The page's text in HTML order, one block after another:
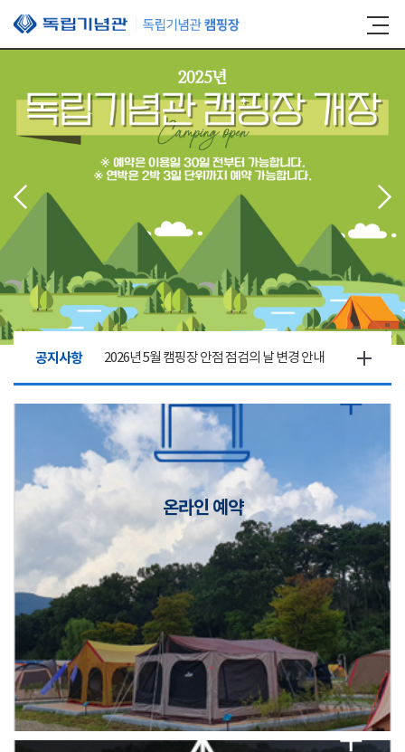
본문 바로가기
공지사항 2026년 5월 캠핑장 안점 점검의 날 변경 안내
캠핑장(9월1일~6일) 미운영 공지
2026년 5월 캠핑장 안점 점검의 날 변경 안내
캠핑장(9월1일~6일) 미운영 공지
2026년 5월 캠핑장 안점 점검의 날 변경 안내
캠핑장(9월1일~6일) 미운영 공지
온라인 예약